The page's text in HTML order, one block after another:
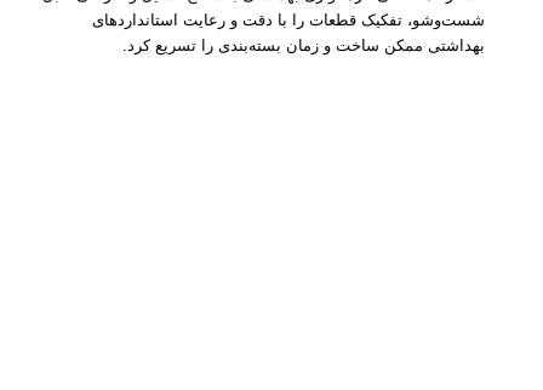
شست‌وشو، تفکیک قطعات را با دقت و رعایت استانداردهای
بهداشتی ممکن ساخت و زمان بسته‌بندی را تسریع کرد.